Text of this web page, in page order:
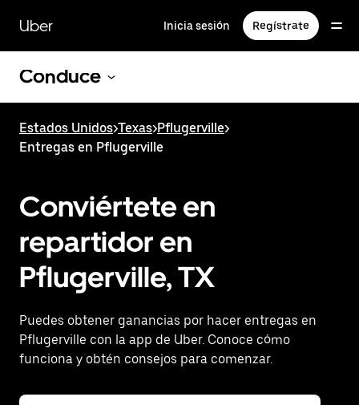
contenido
principal
Uber Inicia sesión Regístrate
Conduce
Estados Unidos>Texas>Pflugerville>
Entregas en Pflugerville
Conviértete en
repartidor en
Pflugerville, TX
Puedes obtener ganancias por hacer entregas en
Pflugerville con la app de Uber. Conoce cómo
funciona y obtén consejos para comenzar.